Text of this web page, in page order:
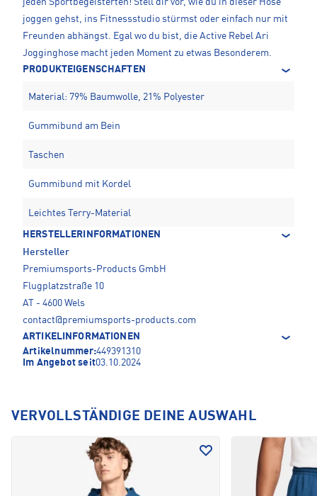
jeden Sportbegeisterten! Stell dir vor, wie du in dieser Hose
joggen gehst, ins Fitnessstudio stürmst oder einfach nur mit
Freunden abhängst. Egal wo du bist, die Active Rebel Ari
Jogginghose macht jeden Moment zu etwas Besonderem.
PRODUKTEIGENSCHAFTEN
Material: 79% Baumwolle, 21% Polyester
Gummibund am Bein
Taschen
Gummibund mit Kordel
Leichtes Terry-Material
HERSTELLERINFORMATIONEN
Hersteller
Premiumsports-Products GmbH
Flugplatzstraße 10
AT - 4600 Wels
contact@premiumsports-products.com
ARTIKELINFORMATIONEN
Artikelnummer:449391310
Im Angebot seit03.10.2024
VERVOLLSTÄNDIGE DEINE AUSWAHL